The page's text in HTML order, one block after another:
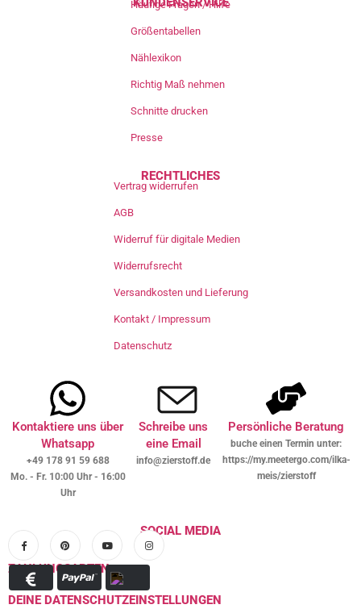
Häufige Fragen / Hilfe
Größentabellen
Nählexikon
Richtig Maß nehmen
Schnitte drucken
Presse
RECHTLICHES
Vertrag widerrufen
AGB
Widerruf für digitale Medien
Widerrufsrecht
Versandkosten und Lieferung
Kontakt / Impressum
Datenschutz
Kontaktiere uns über
Whatsapp
+49 178 91 59 688
Mo. - Fr. 10:00 Uhr - 16:00
Uhr
Schreibe uns
eine Email
info@zierstoff.de
Persönliche Beratung
buche einen Termin unter:
https://my.meetergo.com/ilka-
meis/zierstoff
SOCIAL MEDIA
ZAHLUNGSARTEN
DEINE DATENSCHUTZEINSTELLUNGEN